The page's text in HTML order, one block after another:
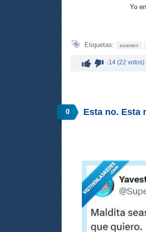
Yo
Etiquetas: examen
-14 (22 votos)
0 Esta no. Esta